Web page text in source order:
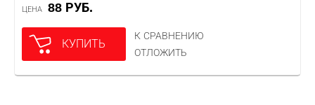
ЦЕНА 88 РУБ.
КУПИТЬ
К СРАВНЕНИЮ
ОТЛОЖИТЬ